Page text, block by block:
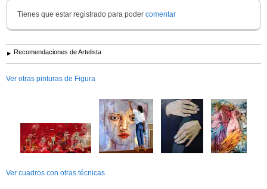
Tienes que estar registrado para poder comentar
Recomendaciones de Artelista
Ver otras pinturas de Figura
Ver cuadros con otras técnicas